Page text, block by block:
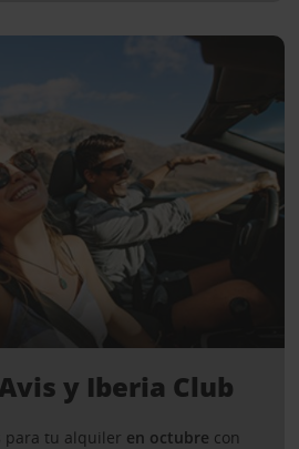
y Iberia Club
para tu alquiler en octubre con